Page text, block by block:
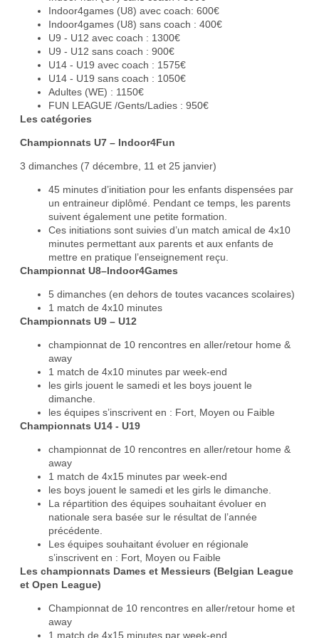
Indoor4games (U8) avec coach: 600€
Indoor4games (U8) sans coach : 400€
U9 - U12 avec coach : 1300€
U9 - U12 sans coach : 900€
U14 - U19 avec coach : 1575€
U14 - U19 sans coach : 1050€
Adultes (WE) : 1150€
FUN LEAGUE /Gents/Ladies : 950€
Les catégories
Championnats U7 – Indoor4Fun
3 dimanches (7 décembre, 11 et 25 janvier)
45 minutes d’initiation pour les enfants dispensées par
un entraineur diplômé. Pendant ce temps, les parents
suivent également une petite formation.
Ces initiations sont suivies d’un match amical de 4x10
minutes permettant aux parents et aux enfants de
mettre en pratique l’enseignement reçu.
Championnat U8–Indoor4Games
5 dimanches (en dehors de toutes vacances scolaires)
1 match de 4x10 minutes
Championnats U9 – U12
championnat de 10 rencontres en aller/retour home &
away
1 match de 4x10 minutes par week-end
les girls jouent le samedi et les boys jouent le
dimanche.
les équipes s’inscrivent en : Fort, Moyen ou Faible
Championnats U14 - U19
championnat de 10 rencontres en aller/retour home &
away
1 match de 4x15 minutes par week-end
les boys jouent le samedi et les girls le dimanche.
La répartition des équipes souhaitant évoluer en
nationale sera basée sur le résultat de l’année
précédente.
Les équipes souhaitant évoluer en régionale
s’inscrivent en : Fort, Moyen ou Faible
Les championnats Dames et Messieurs (Belgian League
et Open League)
Championnat de 10 rencontres en aller/retour home et
away
1 match de 4x15 minutes par week-end